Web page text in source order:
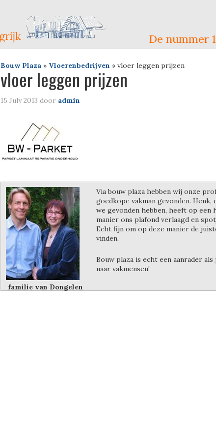
De nummer
Bouw Plaza » Vloerenbedrijven » vloer leggen prijzen
vloer leggen prijzen
15 July 2013 door admin
familie van Dongelen
Via bouw plaza hebben wij onze
goedkope vakman gevonden. Henk,
we gevonden hebben, heeft op een
manier ons plafond verlaagd en
Echt fijn om op deze manier de
vinden.
Bouw plaza is echt een aanrader
naar vakmensen!